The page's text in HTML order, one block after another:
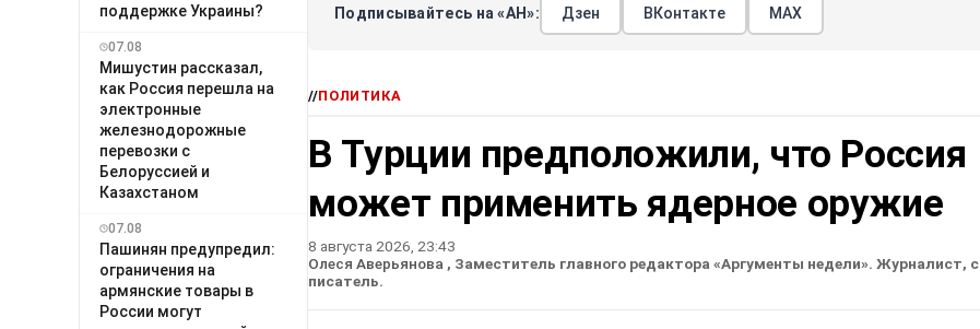
поддержке Украины?
07.08
Мишустин рассказал,
как Россия перешла на
электронные
железнодорожные
перевозки с
Белоруссией и
Казахстаном
07.08
Пашинян предупредил:
ограничения на
армянские товары в
России могут
Подписывайтесь на «АН»: Дзен ВКонтакте МАХ
//ПОЛИТИКА
В Турции предположили, что Россия
может применить ядерное оружие
8 августа 2026, 23:43
Олеся Аверьянова , Заместитель главного редактора «Аргументы недели». Журналист,
писатель.